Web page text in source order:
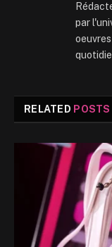
par
RELATED POSTS